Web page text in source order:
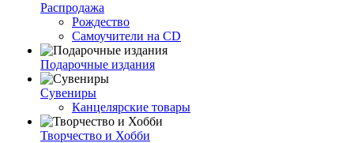
Распродажа
Рождество
Самоучители на CD
Подарочные издания
Сувениры
Канцелярские товары
Творчество и Хобби